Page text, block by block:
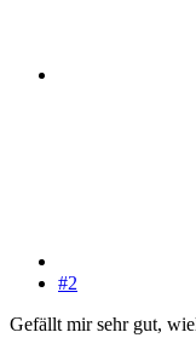
#2
Gefällt mir sehr gut,